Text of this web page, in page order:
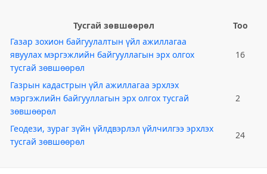
Тусгай зөвшөөрөл
Тоо
Газар зохион байгуулалтын үйл ажиллагаа
явуулах мэргэжлийн байгууллагын эрх олгох
тусгай зөвшөөрөл
16
Газрын кадастрын үйл ажиллагаа эрхлэх
мэргэжлийн байгууллагын эрх олгох тусгай
зөвшөөрөл
2
Геодези, зураг зүйн үйлдвэрлэл үйлчилгээ эрхлэх
тусгай зөвшөөрөл
24